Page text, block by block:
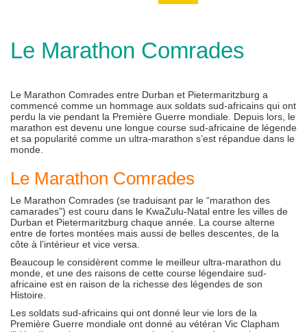
Le Marathon Comrades
Le Marathon Comrades entre Durban et Pietermaritzburg a
commencé comme un hommage aux soldats sud-africains qui ont
perdu la vie pendant la Première Guerre mondiale. Depuis lors, le
marathon est devenu une longue course sud-africaine de légende
et sa popularité comme un ultra-marathon s’est répandue dans le
monde.
Le Marathon Comrades
Le Marathon Comrades (se traduisant par le “marathon des
camarades”) est couru dans le KwaZulu-Natal entre les villes de
Durban et Pietermaritzburg chaque année. La course alterne
entre de fortes montées mais aussi de belles descentes, de la
côte à l’intérieur et vice versa.
Beaucoup le considèrent comme le meilleur ultra-marathon du
monde, et une des raisons de cette course légendaire sud-
africaine est en raison de la richesse des légendes de son
Histoire.
Les soldats sud-africains qui ont donné leur vie lors de la
Première Guerre mondiale ont donné au vétéran Vic Clapham